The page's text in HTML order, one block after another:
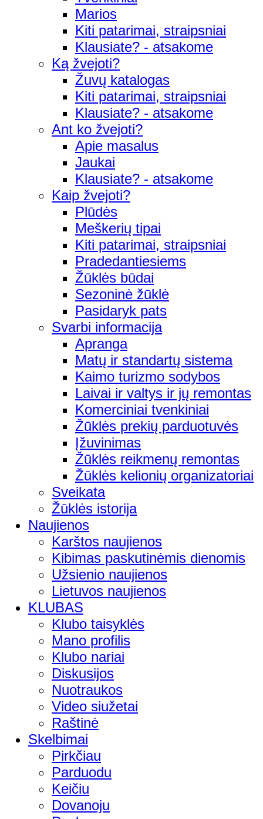
Marios
Kiti patarimai, straipsniai
Klausiate? - atsakome
Ką žvejoti?
Žuvų katalogas
Kiti patarimai, straipsniai
Klausiate? - atsakome
Ant ko žvejoti?
Apie masalus
Jaukai
Klausiate? - atsakome
Kaip žvejoti?
Plūdės
Meškerių tipai
Kiti patarimai, straipsniai
Pradedantiesiems
Žūklės būdai
Sezoninė žūklė
Pasidaryk pats
Svarbi informacija
Apranga
Matų ir standartų sistema
Kaimo turizmo sodybos
Laivai ir valtys ir jų remontas
Komerciniai tvenkiniai
Žūklės prekių parduotuvės
Įžuvinimas
Žūklės reikmenų remontas
Žūklės kelionių organizatoriai
Sveikata
Žūklės istorija
Naujienos
Karštos naujienos
Kibimas paskutinėmis dienomis
Užsienio naujienos
Lietuvos naujienos
KLUBAS
Klubo taisyklės
Mano profilis
Klubo nariai
Diskusijos
Nuotraukos
Video siužetai
Raštinė
Skelbimai
Pirkčiau
Parduodu
Keičiu
Dovanoju